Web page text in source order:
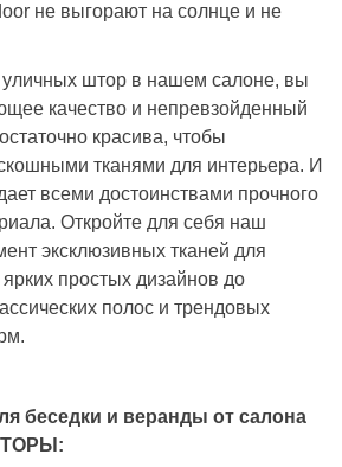
не выгорают на солнце и не
штор в нашем салоне, вы
качество и непревзойденный
красива, чтобы
тканями для интерьера. И
всеми достоинствами прочного
Откройте для себя наш
эксклюзивных тканей для
простых дизайнов до
полос и трендовых
беседки и веранды от салона